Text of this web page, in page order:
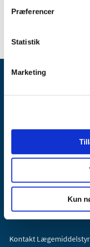
Præferencer
Statistik
Marketing
Kun
Lægemiddelstyrelsen
2300 København S
Lægemiddelstyrelsen
Sundheds- og
Kontakt